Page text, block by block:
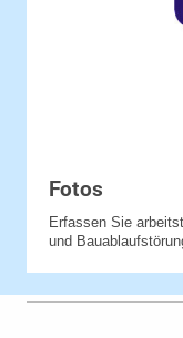
Fotos
Erfassen Sie
und